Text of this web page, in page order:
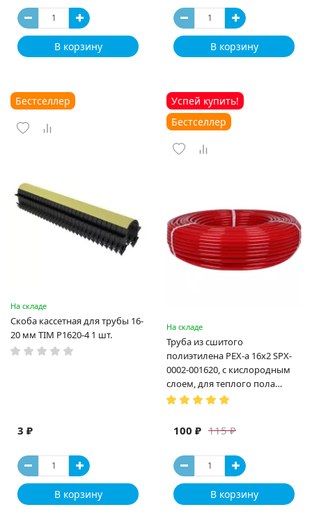
В корзину В корзину
Бестселлер
На складе
Скоба кассетная для трубы 16-
20 мм TIM P1620-4 1 шт.
3 ₽
В корзину
Успей купить!
Бестселлер
На складе
Труба из сшитого
полиэтилена PEX-a 16х2 SPX-
0002-001620, с кислородным
слоем, для теплого пола
(Испания)
115 ₽
100 ₽
В корзину